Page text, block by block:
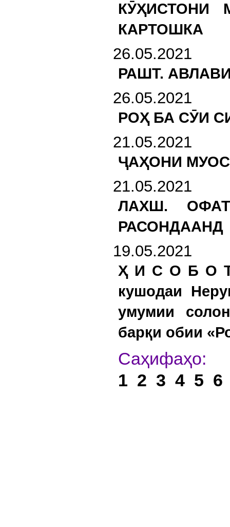
КӮҲИСТОНИ
КАРТОШКА
26.05.2021
РАШТ.
26.05.2021
РОҲ БА СӮИ
21.05.2021
ҶАҲОНИ
21.05.2021
ЛАХШ.
РАСОНДААНД
19.05.2021
Ҳ И С О Б О Т
кушодаи
умумии
барқи обии
1 2 3 4 5 6